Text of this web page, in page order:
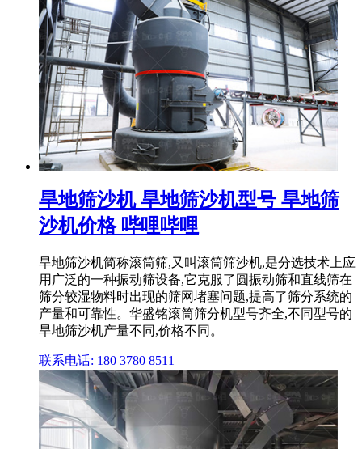
旱地筛沙机 旱地筛沙机型号 旱地筛
沙机价格 哔哩哔哩
旱地筛沙机简称滚筒筛,又叫滚筒筛沙机,是分选技术上应
用广泛的一种振动筛设备,它克服了圆振动筛和直线筛在
筛分较湿物料时出现的筛网堵塞问题,提高了筛分系统的
产量和可靠性。华盛铭滚筒筛分机型号齐全,不同型号的
旱地筛沙机产量不同,价格不同。
联系电话: 180 3780 8511